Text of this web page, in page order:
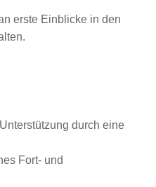
erste Einblicke in den
durch eine
Fort- und